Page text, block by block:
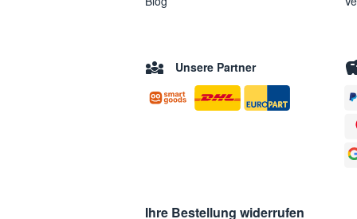
Unsere Partner
Ihre Bestellung widerrufen